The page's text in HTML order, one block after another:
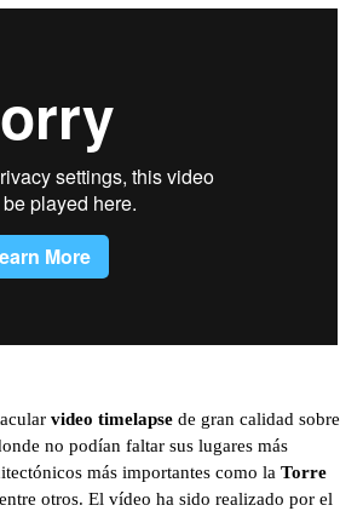
video timelapse de gran calidad sobre
no podían faltar sus lugares más
más importantes como la Torre
otros. El vídeo ha sido realizado por el